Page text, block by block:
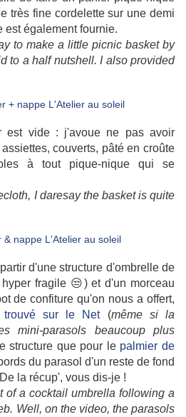
très fine cordelette sur une demi
est également fournie.
to make a little picnic basket by
to a half nutshell. I also provided
est vide : j'avoue ne pas avoir
couverts, pâté en croûte
à tout pique-nique qui se
I daresay the basket is quite
d'une structure d'ombrelle de
fragile 😒) et d'un morceau
de confiture qu'on nous a offert,
trouvé sur le Net(même si la
mini-parasols beaucoup plus
structure que pour le palmier de
du parasol d'un reste de fond
la récup', vous dis-je !
of a cocktail umbrella following a
Well, on the video, the parasols